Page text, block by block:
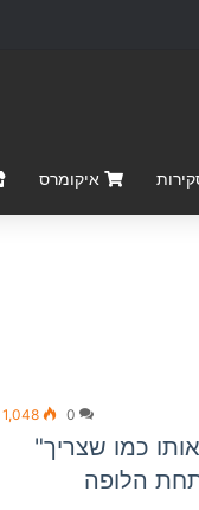
איקומרס
0
1,048
כמו שצריך"
הלופה